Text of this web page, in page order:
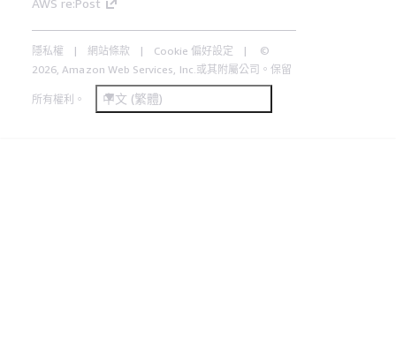
隱私權 網站條款 Cookie 偏好設定
©
2026, Amazon Web Services, Inc.或其附屬公司。保留
所有權利。 中文 (繁體)